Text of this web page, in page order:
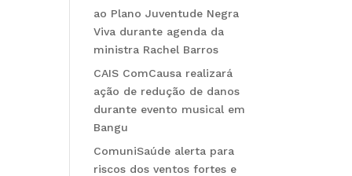
ao Plano Juventude Negra
Viva durante agenda da
ministra Rachel Barros
CAIS ComCausa realizará
ação de redução de danos
durante evento musical em
Bangu
ComuniSaúde alerta para
riscos dos ventos fortes e